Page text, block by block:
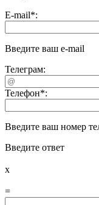
E-mail*:
Введите ваш e-mail
Телеграм:
Телефон*:
Введите ваш номер
Введите ответ
x
=